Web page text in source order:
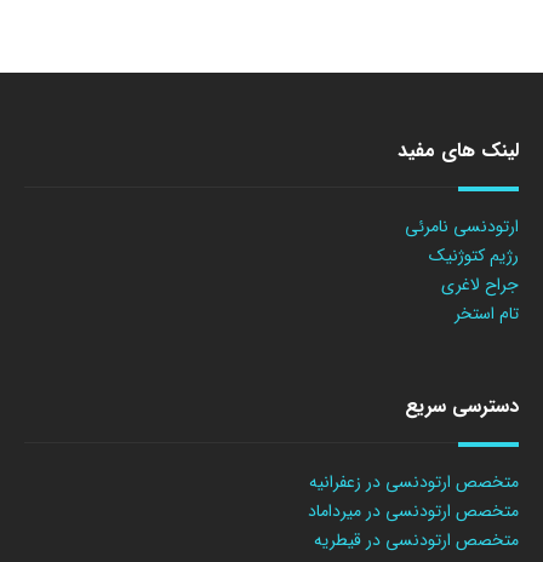
لینک های مفید
ارتودنسی نامرئی
رژیم کتوژنیک
جراح لاغری
تام استخر
دسترسی سریع
متخصص ارتودنسی در زعفرانیه
متخصص ارتودنسی در میرداماد
متخصص ارتودنسی در قیطریه